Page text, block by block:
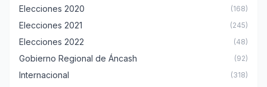
Elecciones 2020 (168)
Elecciones 2021 (245)
Elecciones 2022 (48)
Gobierno Regional de Áncash (92)
Internacional (318)